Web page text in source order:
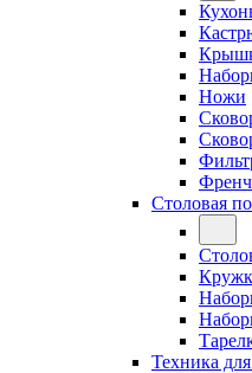
Ножи
Столовая
Техника